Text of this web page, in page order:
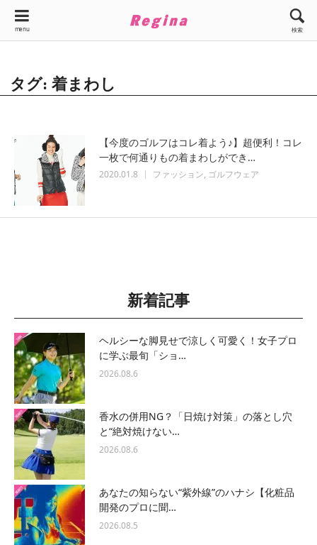
menu 検索
タグ: 着まわし
【今度のゴルフはコレ着よう♪】超便利！コレ
一枚で何通りもの着まわしができ…
2020.01.8 ファッション ゴルフウェア
新着記事
ヘルシーな脚見せで涼しく可愛く！女子プロ
に学ぶ最旬「ショ…
2026.08.6
香水の併用NG？「日焼け対策」の落とし穴
と“絶対焼けない…
2026.08.6
あなたの知らない“紫外線”のハナシ【化粧品
開発のプロに聞…
2026.08.5